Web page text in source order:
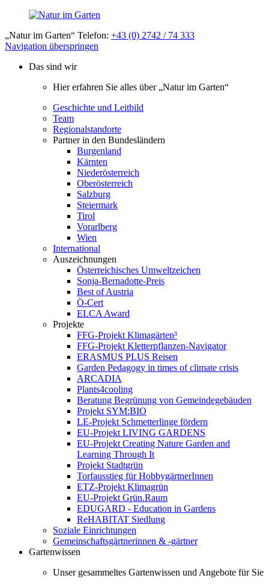
„Natur im Garten“ Telefon: +43 (0) 2742 / 74 333
Navigation überspringen
Das sind wir
Hier erfahren Sie alles über „Natur im Garten“
Geschichte und Leitbild
Team
Regionalstandorte
Partner in den Bundesländern
Burgenland
Kärnten
Niederösterreich
Oberösterreich
Salzburg
Steiermark
Tirol
Vorarlberg
Wien
International
Auszeichnungen
Österreichisches Umweltzeichen
Sonja-Bernadotte-Preis
Best of Austria
Ö-Cert
ELCA Award
Projekte
FFG-Projekt Klimagärten³
FFG-Projekt Kletterpflanzen-Navigator
ERASMUS PLUS Reisen
Garden Pedagogy in times of climate crisis
ARCADIA
Plants4cooling
Beratung Begrünung von Gemeindegebäuden
Projekt SYM:BIO
LE-Projekt Schmetterlinge fördern
EU-Projekt LIVING GARDENS
EU-Projekt Creating Nature Garden and
Learning Through It
Projekt Stadtgrün
Torfausstieg für HobbygärtnerInnen
ETZ-Projekt Klimagrün
EU-Projekt Grün.Raum
EDUGARD - Education in Gardens
ReHABITAT Siedlung
Soziale Einrichtungen
Gemeinschaftsgärtnerinnen & -gärtner
Gartenwissen
Unser gesammeltes Gartenwissen und Angebote für Sie